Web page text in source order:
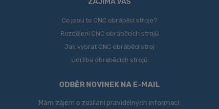
Co jsou to CNC obráběcí stroje?
Rozdělení CNC obráběcích strojů
Jak vybrat CNC obráběcí stroj
Údržba obráběcích strojů
ODBĚR NOVINEK NA E-MAIL
Mám zájem o zasílání pravidelných informací: